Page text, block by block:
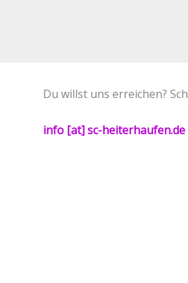
Du willst uns erreichen?
info [at] sc-heiterhaufen.de